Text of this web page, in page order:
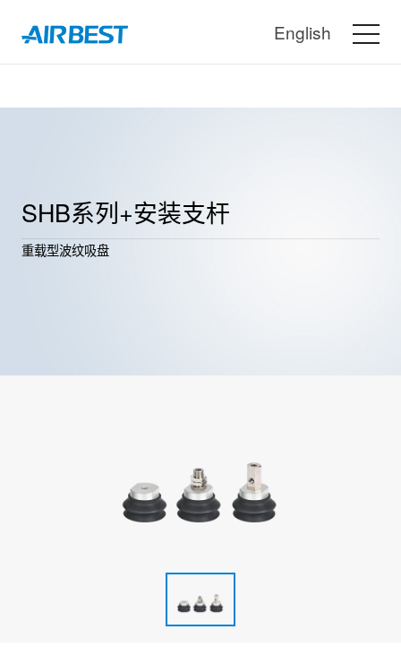
English
SHB系列+安装支杆
重载型波纹吸盘